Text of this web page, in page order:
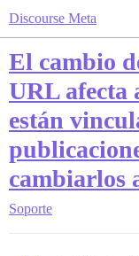
Discourse Meta
El cambio
URL afecta
están
cambiarlos
Soporte